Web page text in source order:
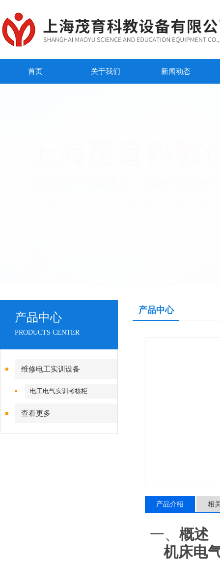
首页 关于我们 新闻动态
产品中心
PRODUCTS CENTER
维修电工实训设备
电工电气实训考核柜
查看更多
产品中心
产品介绍 相
一、 概述
机床电